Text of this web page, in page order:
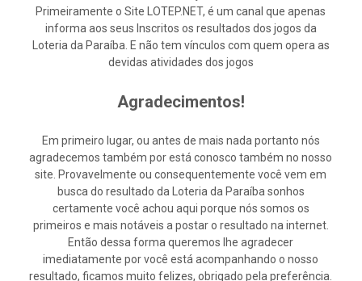
Primeiramente o Site LOTEP.NET, é um canal que apenas
informa aos seus Inscritos os resultados dos jogos da
Loteria da Paraíba. E não tem vínculos com quem opera as
devidas atividades dos jogos
Agradecimentos!
Em primeiro lugar, ou antes de mais nada portanto nós
agradecemos também por está conosco também no nosso
site. Provavelmente ou consequentemente você vem em
busca do resultado da Loteria da Paraíba sonhos
certamente você achou aqui porque nós somos os
primeiros e mais notáveis a postar o resultado na internet.
Então dessa forma queremos lhe agradecer
imediatamente por você está acompanhando o nosso
resultado, ficamos muito felizes, obrigado pela preferência.